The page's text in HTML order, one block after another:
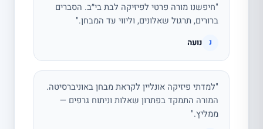
"חיפשנו מורה פרטי לפיזיקה לבת בי״ב. הסברים
ברורים, תרגול שאלונים, וליווי עד המבחן."
נ נועה
"למדתי פיזיקה אונליין לקראת מבחן באוניברסיטה.
המורה התמקד בפתרון שאלות וניתוח גרפים —
ממליץ."